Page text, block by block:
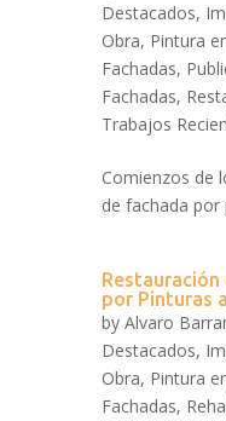
Destacados,
Obra, Pintura
Fachadas,
Fachadas,
Trabajos
Comienzos de
de fachada por
por Pinturas
by Alvaro
Destacados,
Obra, Pintura
Fachadas,